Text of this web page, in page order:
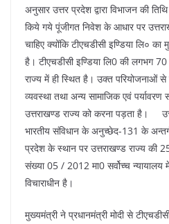
अनुसार उत्तर प्रदेश द्वारा विभाजन की
किये गये पूंजीगत निवेश के आधार पर
चाहिए क्योंकि टीएचडीसी इण्डिया लि०
है। टीएचडीसी इण्डिया लि0 की लगभग 70
राज्य में ही स्थित है। उक्त परियोजनाओं से
व्यवस्था तथा अन्य सामाजिक एवं पर्यावरण
उत्तराखण्ड राज्य को करना पड़ता है।
भारतीय संविधान के अनुच्छेद-131 के
प्रदेश के स्थान पर उत्तराखण्ड राज्य की
संख्या 05 / 2012 मा0 सर्वोच्च न्यायालय
विचाराधीन है।
मुख्यमंत्री ने प्रधानमंत्री मोदी से